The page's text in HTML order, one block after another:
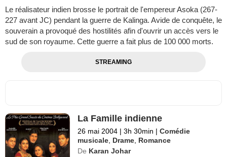
Le réalisateur indien brosse le portrait de l'empereur Asoka (267-
227 avant JC) pendant la guerre de Kalinga. Avide de conquête, le
souverain a provoqué des hostilités afin d'ouvrir un accès vers le
sud de son royaume. Cette guerre a fait plus de 100 000 morts.
STREAMING
La Famille indienne
26 mai 2004 | 3h 30min | Comédie
musicale Drame Romance
De Karan Johar